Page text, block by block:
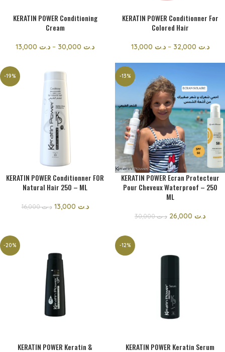
KERATIN POWER Conditioning
Cream
د.ت – د.ت
KERATIN POWER Conditionner For
Colored Hair
د.ت– د.ت
-19%
KERATIN POWER Conditionner FOR
Natural Hair 250 – ML
د.ت16,000 د.ت
-13%
KERATIN POWER Ecran Protecteur
Pour Cheveux Waterproof – 250
ML
د.ت30,000 د.ت
-20%
KERATIN POWER Keratin &
-12%
KERATIN POWER Keratin Serum